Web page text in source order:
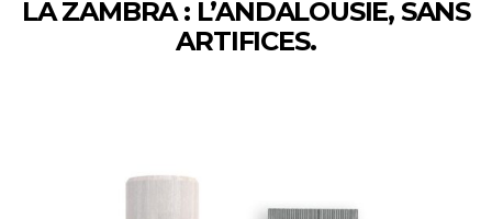
LA ZAMBRA : L’ANDALOUSIE, SANS
ARTIFICES.